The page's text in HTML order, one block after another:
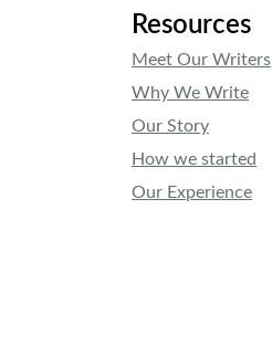
Resources
Meet Our Writers
Why We Write
Our Story
How we started
Our Experience